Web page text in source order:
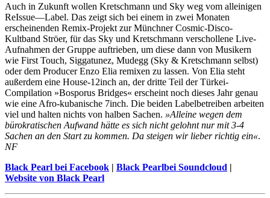
Auch in Zukunft wollen Kretschmann und Sky weg vom alleinigen
ReIssue—Label. Das zeigt sich bei einem in zwei Monaten
erscheinenden Remix-Projekt zur Münchner Cosmic-Disco-
Kultband Ströer, für das Sky und Kretschmann verschollene Live-
Aufnahmen der Gruppe auftrieben, um diese dann von Musikern
wie First Touch, Siggatunez, Mudegg (Sky & Kretschmann selbst)
oder dem Producer Enzo Elia remixen zu lassen. Von Elia steht
außerdem eine House-12inch an, der dritte Teil der Türkei-
Compilation »Bosporus Bridges« erscheint noch dieses Jahr genau
wie eine Afro-kubanische 7inch. Die beiden Labelbetreiben arbeiten
viel und halten nichts von halben Sachen. »Alleine wegen dem
bürokratischen Aufwand hätte es sich nicht gelohnt nur mit 3-4
Sachen an den Start zu kommen. Da steigen wir lieber richtig ein«.
NF
Black Pearl bei Facebook | Black Pearlbei Soundcloud |
Website von Black Pearl